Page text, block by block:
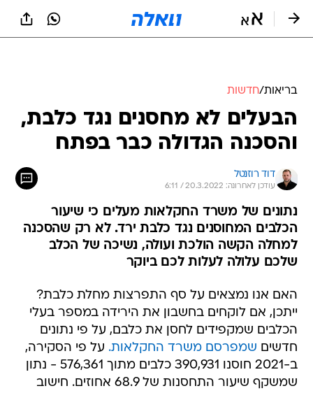
בריאות/חדשות
הבעלים לא מחסנים נגד כלבת,
והסכנה הגדולה כבר בפתח
דוד רוזנטל
עודכן לאחרונה: 20.3.2022 / 6:11
נתונים של משרד החקלאות מעלים כי שיעור
הכלבים המחוסנים נגד כלבת ירד. לא רק שהסכנה
למחלה הקשה הולכת ועולה, נשיכה של הכלב
שלכם עלולה לעלות לכם ביוקר
האם אנו נמצאים על סף התפרצות מחלת כלבת?
ייתכן, אם לוקחים בחשבון את הירידה במספר בעלי
הכלבים שמקפידים לחסן את כלבם, על פי נתונים
חדשים שמפרסם משרד החקלאות. על פי הסקירה,
ב-2021 חוסנו 390,931 כלבים מתוך 576,361 - נתון
שמשקף שיעור התחסנות של 68.9 אחוזים. חישוב